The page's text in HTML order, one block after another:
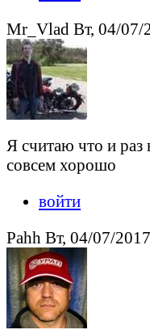
Mr_Vlad Вт, 04/07/
Я считаю что и раз
совсем хорошо
войти
Pahh Вт, 04/07/